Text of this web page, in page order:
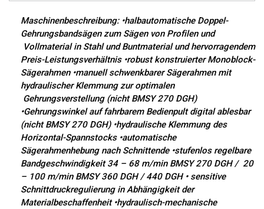
Maschinenbeschreibung: •halbautomatische Doppel-
Gehrungsbandsägen zum Sägen von Profilen und
Vollmaterial in Stahl und Buntmaterial und hervorragendem
Preis-Leistungsverhältnis •robust konstruierter Monoblock-
Sägerahmen •manuell schwenkbarer Sägerahmen mit
hydraulischer Klemmung zur optimalen
Gehrungsverstellung (nicht BMSY 270 DGH)
•Gehrungswinkel auf fahrbarem Bedienpult digital ablesbar
(nicht BMSY 270 DGH) •hydraulische Klemmung des
Horizontal-Spannstocks •automatische
Sägerahmenhebung nach Schnittende •stufenlos regelbare
Bandgeschwindigkeit 34 – 68 m/min BMSY 270 DGH / 20
– 100 m/min BMSY 360 DGH / 440 DGH • sensitive
Schnittdruckregulierung in Abhängigkeit der
Materialbeschaffenheit •hydraulisch-mechanische